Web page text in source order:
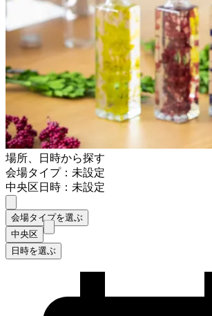
場所、日時から探す
会場タイプ：未設定
中央区日時：未設定
会場タイプを選ぶ
中央区
日時を選ぶ